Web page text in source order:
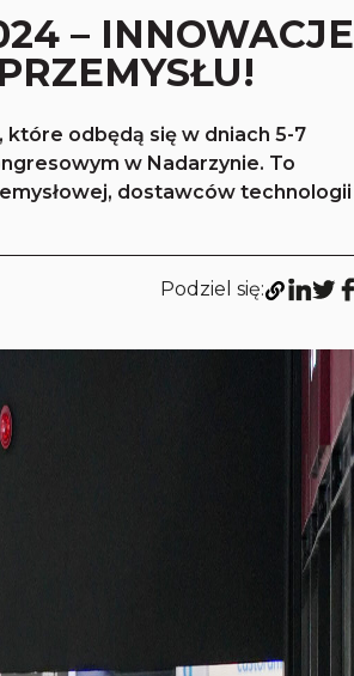
– INNOWACJE
odbędą się w dniach 5-7
w Nadarzynie. To
dostawców technologii
Podziel się: